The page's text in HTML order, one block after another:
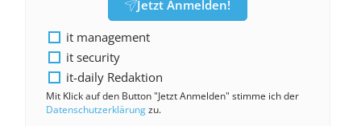
Jetzt Anmelden!
it management
it security
it-daily Redaktion
Mit Klick auf den Button "Jetzt Anmelden" stimme ich der
Datenschutzerklärungzu.